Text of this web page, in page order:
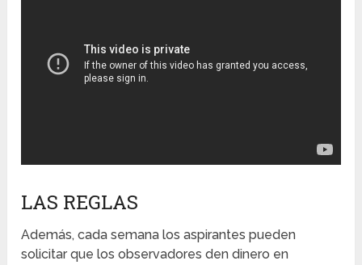
LAS REGLAS
Además, cada semana los aspirantes pueden
solicitar que los observadores den dinero en